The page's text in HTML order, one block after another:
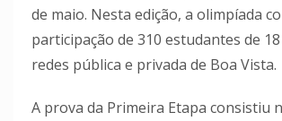
de maio. Nesta edição, a olimpíada
participação de 310 estudantes de
redes pública e privada de Boa Vista.
A prova da Primeira Etapa consistiu